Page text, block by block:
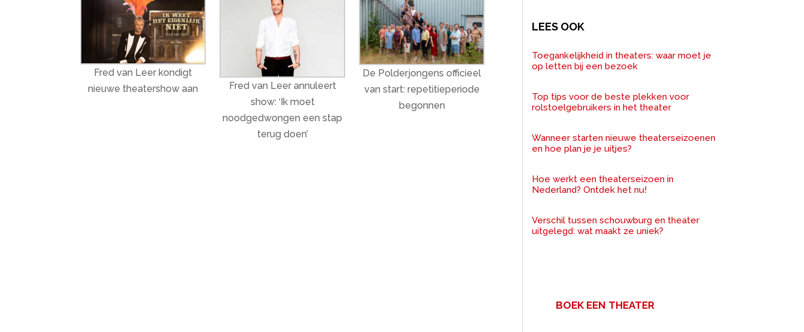
Fred van Leer kondigt
nieuwe theatershow aan
Fred van Leer annuleert
show: ‘Ik moet
noodgedwongen een stap
terug doen’
De Polderjongens officieel
van start: repetitieperiode
begonnen
LEES OOK
Toegankelijkheid in theaters: waar moet je
op letten bij een bezoek
Top tips voor de beste plekken voor
rolstoelgebruikers in het theater
Wanneer starten nieuwe theaterseizoenen
en hoe plan je je uitjes?
Hoe werkt een theaterseizoen in
Nederland? Ontdek het nu!
Verschil tussen schouwburg en theater
uitgelegd: wat maakt ze uniek?
BOEK EEN THEATER